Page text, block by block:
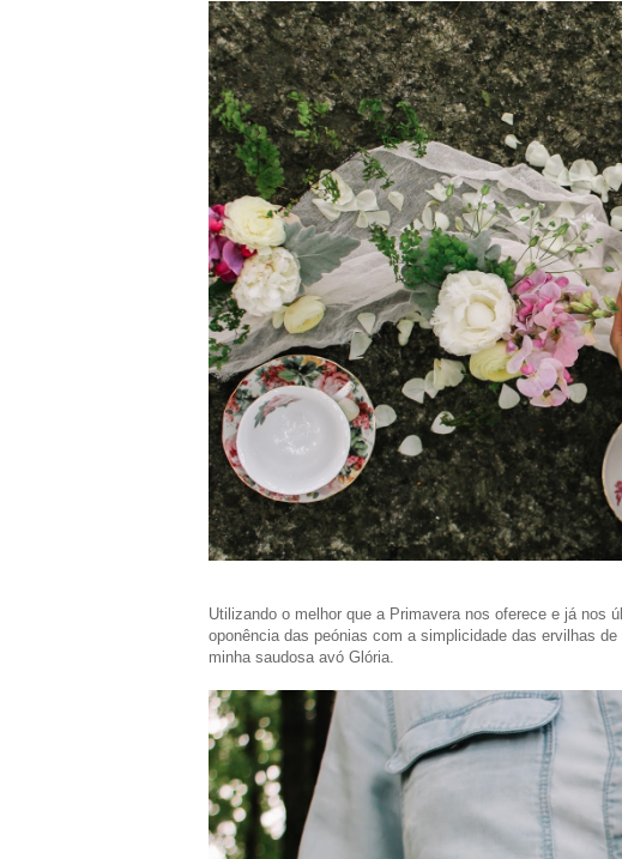
Utilizando o melhor que a Primavera nos oferece e já nos
oponência das peónias com a simplicidade das ervilhas
minha saudosa avó Glória.